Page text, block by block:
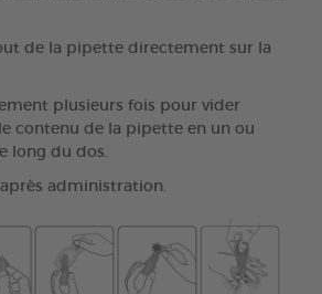
de la pipette directement sur la
plusieurs fois pour vider
contenu de la pipette en un ou
long du dos.
administration.